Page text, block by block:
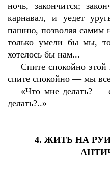
ночь, закончится;
карнавал, и уедет
пашню, позволяя самим
только умели бы мы,
хотелось бы нам...
Спите спокойно
спите спокойно — мы
«Что мне делать?
делать?..»
4. ЖИТЬ НА